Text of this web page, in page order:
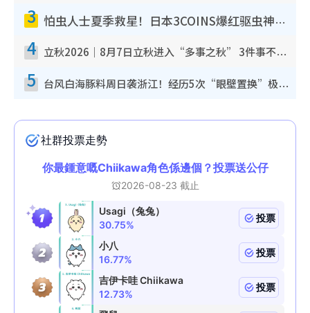
3 怕虫人士夏季救星！日本3COINS爆红驱虫神器$45起 1招“全程免触碰”轻松搞定小强
4 立秋2026｜8月7日立秋进入“多事之秋” 3件事不可做！专家教6招开运 清杂物／钱包纳气接好运
5 台风白海豚料周日袭浙江！经历5次“眼壁置换”极罕见 成登陆内地最长途台风